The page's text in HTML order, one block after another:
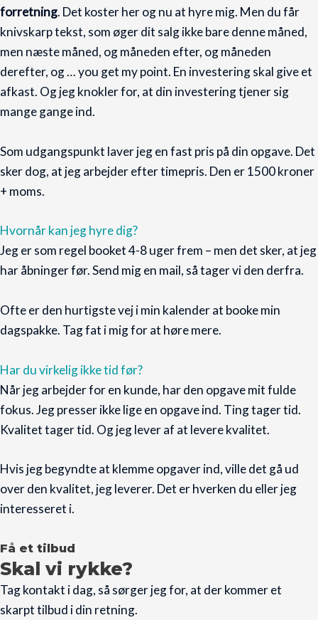
forretning. Det koster her og nu at hyre mig. Men du får
knivskarp tekst, som øger dit salg ikke bare denne måned,
men næste måned, og måneden efter, og måneden
derefter, og … you get my point. En investering skal give et
afkast. Og jeg knokler for, at din investering tjener sig
mange gange ind.
Som udgangspunkt laver jeg en fast pris på din opgave. Det
sker dog, at jeg arbejder efter timepris. Den er 1500 kroner
+ moms.
Hvornår kan jeg hyre dig?
Jeg er som regel booket 4-8 uger frem – men det sker, at jeg
har åbninger før. Send mig en mail, så tager vi den derfra.
Ofte er den hurtigste vej i min kalender at booke min
dagspakke. Tag fat i mig for at høre mere.
Har du virkelig ikke tid før?
Når jeg arbejder for en kunde, har den opgave mit fulde
fokus. Jeg presser ikke lige en opgave ind. Ting tager tid.
Kvalitet tager tid. Og jeg lever af at levere kvalitet.
Hvis jeg begyndte at klemme opgaver ind, ville det gå ud
over den kvalitet, jeg leverer. Det er hverken du eller jeg
interesseret i.
Få et tilbud
Skal vi rykke?
Tag kontakt i dag, så sørger jeg for, at der kommer et
skarpt tilbud i din retning.